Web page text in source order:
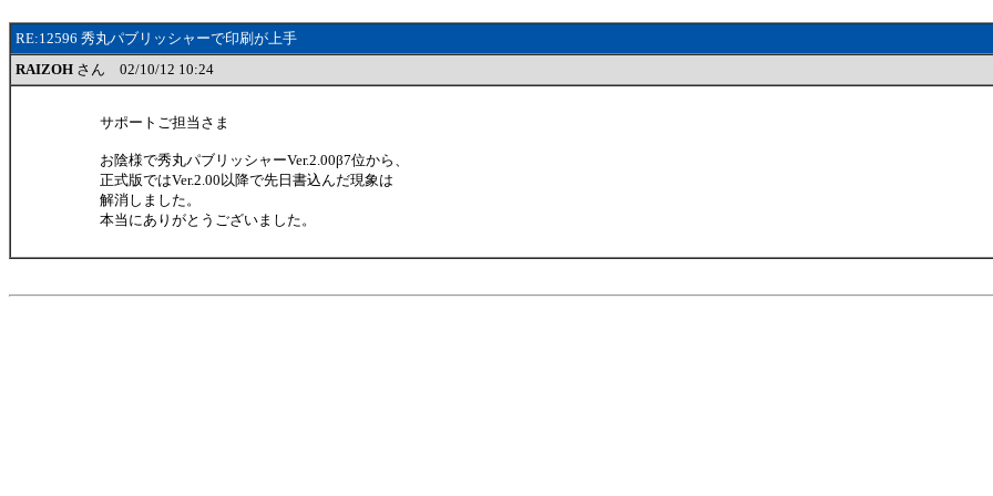
RE:12596 秀丸パブリッシャーで印刷が上手
RAIZOH さん 02/10/12 10:24
サポートご担当さま
お陰様で秀丸パブリッシャーVer.2.00β7位から、
正式版ではVer.2.00以降で先日書込んだ現象は
解消しました。
本当にありがとうございました。